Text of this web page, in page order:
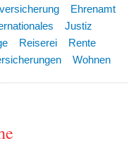
Ehrenamt
Justiz
Reiserei
Rente
Wohnen